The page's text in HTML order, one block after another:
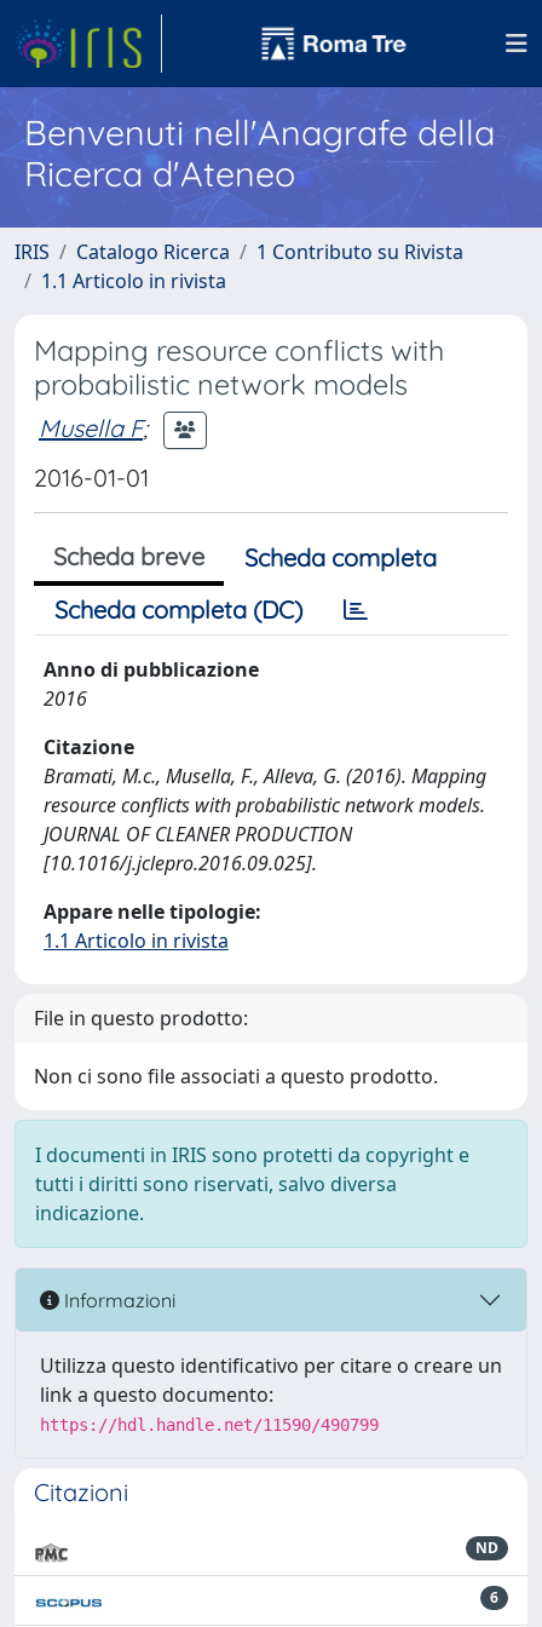
Benvenuti nell'Anagrafe della
Ricerca d'Ateneo
IRIS Catalogo Ricerca
1 Contributo su Rivista
1.1 Articolo in rivista
Mapping resource conflicts with
probabilistic network models
Musella F;
2016-01-01
Scheda breve
Scheda completa
Scheda completa (DC)
Anno di pubblicazione
2016
Citazione
Bramati, M.c., Musella, F., Alleva, G. (2016). Mapping
resource conflicts with probabilistic network models.
JOURNAL OF CLEANER PRODUCTION
[10.1016/j.jclepro.2016.09.025].
Appare nelle tipologie:
1.1 Articolo in rivista
File in questo prodotto:
Non ci sono file associati a questo prodotto.
I documenti in IRIS sono protetti da copyright e
tutti i diritti sono riservati, salvo diversa
indicazione.
Informazioni
Utilizza questo identificativo per citare o creare un
link a questo documento:
https://hdl.handle.net/11590/490799
Citazioni
ND
6